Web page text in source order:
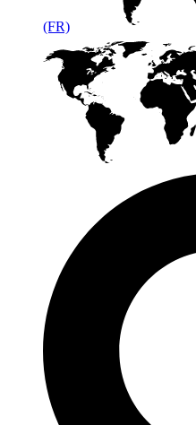
(FR)